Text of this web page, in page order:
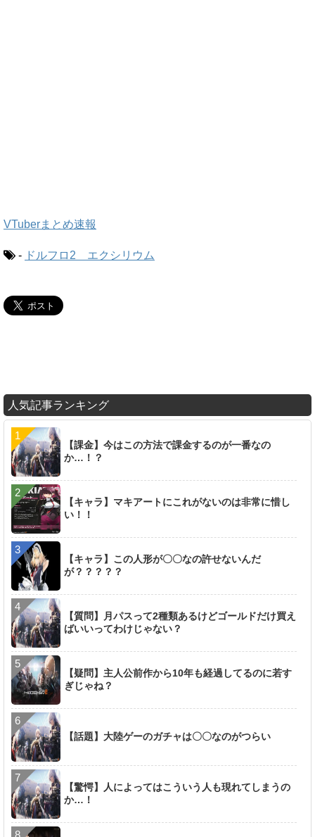
VTuberまとめ速報
- ドルフロ2 エクシリウム
人気記事ランキング
【課金】今はこの方法で課金するのが一番なの
か…！？
【キャラ】マキアートにこれがないのは非常に惜し
い！！
【キャラ】この人形が〇〇なの許せないんだ
が？？？？？
【質問】月パスって2種類あるけどゴールドだけ買え
ばいいってわけじゃない？
【疑問】主人公前作から10年も経過してるのに若す
ぎじゃね？
【話題】大陸ゲーのガチャは〇〇なのがつらい
【驚愕】人によってはこういう人も現れてしまうの
か…！